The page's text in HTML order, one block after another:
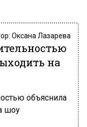
Оксана Лазарева
на